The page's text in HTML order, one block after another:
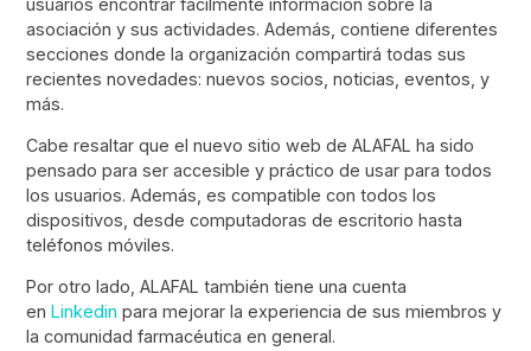
asociación y sus actividades. Además, contiene diferentes
secciones donde la organización compartirá todas sus
recientes novedades: nuevos socios, noticias, eventos, y
más.
Cabe resaltar que el nuevo sitio web de ALAFAL ha sido
pensado para ser accesible y práctico de usar para todos
los usuarios. Además, es compatible con todos los
dispositivos, desde computadoras de escritorio hasta
teléfonos móviles.
Por otro lado, ALAFAL también tiene una cuenta
enLinkedin para mejorar la experiencia de sus miembros y
la comunidad farmacéutica en general.